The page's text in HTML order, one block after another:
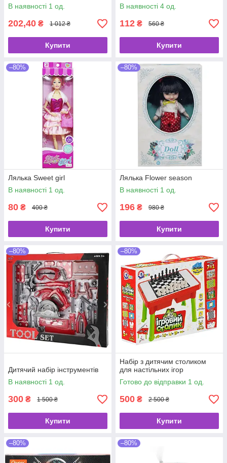
В наявності 1 од.
202,40 ₴ 1 012 ₴
Купити
В наявності 4 од.
112 ₴ 560 ₴
Купити
–80%
Лялька Sweet girl
В наявності 1 од.
80 ₴ 400 ₴
Купити
–80%
Лялька Flower season
В наявності 1 од.
196 ₴ 980 ₴
Купити
–80%
Дитячий набір інструментів
В наявності 1 од.
300 ₴ 1 500 ₴
Купити
–80%
Набір з дитячим столиком
для настільних ігор
Готово до відправки 1 од.
500 ₴ 2 500 ₴
Купити
–80% –80%